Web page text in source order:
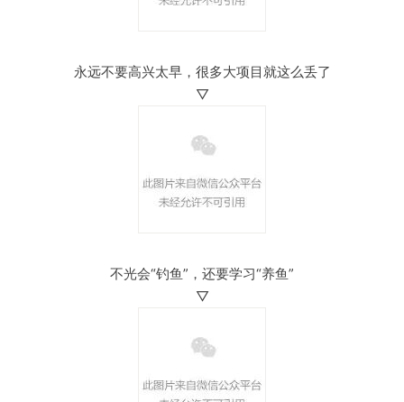
永远不要高兴太早，很多大项目就这么丢了
▽
不光会“钓鱼”，还要学习“养鱼”
▽